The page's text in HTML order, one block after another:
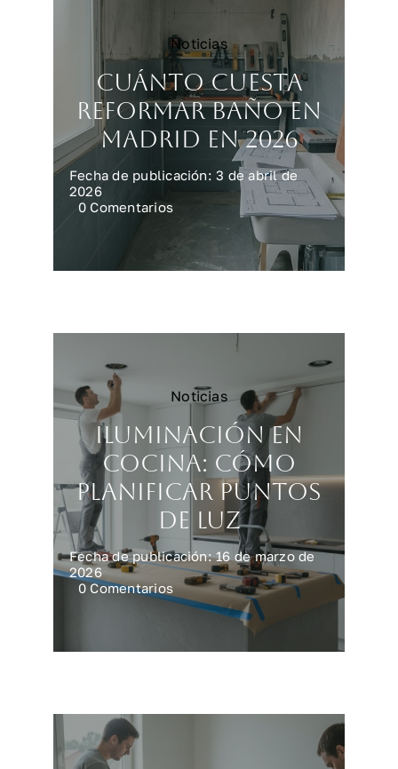
Noticias
Cuánto cuesta
reformar baño en
Madrid en 2026
Fecha de publicación: 3 de abril de
2026
0 Comentarios
Cuánto
reformar
baño
2026
Noticias
Iluminación en
cocina: cómo
planificar puntos
de luz
Fecha de publicación: 16 de marzo de
2026
0 Comentarioson
Iluminación
cómo
luz